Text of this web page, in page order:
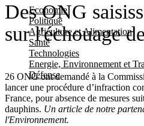
Economie
Politique
Agriculture et Alimentation
Santé
Technologies
Energie, Environnement et
Défense
Des ONG
sur l'échouage
26 ONG ont demandé à la
lancer une procédure d’infraction
France, pour absence de mesures
dauphins. Un article de notre
l'Environnement.